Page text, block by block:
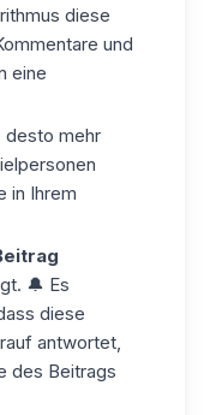
diese
und
eine
desto mehr
in Ihrem
🔔 Es
diese
antwortet,
des Beitrags